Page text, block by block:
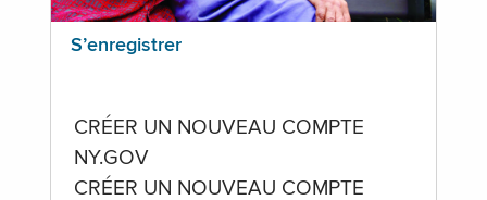
S’enregistrer
CRÉER UN NOUVEAU COMPTE
NY.GOV
CRÉER UN NOUVEAU COMPTE